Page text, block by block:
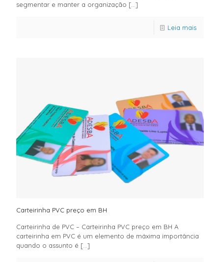
segmentar e manter a organização […]
Leia mais
Carteirinha PVC preço em BH
Carteirinha de PVC – Carteirinha PVC preço em BH A
carteirinha em PVC é um elemento de máxima importância
quando o assunto é […]